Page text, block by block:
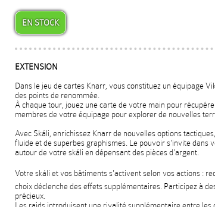
EN STOCK
EXTENSION
Dans le jeu de cartes Knarr, vous constituez un équipage
des points de renommée.
À chaque tour, jouez une carte de votre main pour
membres de votre équipage pour explorer de nouvelles
Avec Skáli, enrichissez Knarr de nouvelles options
fluide et de superbes graphismes. Le pouvoir s'invite dans
autour de votre skáli en dépensant des pièces d'argent.
Votre skáli et vos bâtiments s'activent selon vos actions :
choix déclenche des effets supplémentaires. Participez à
précieux.